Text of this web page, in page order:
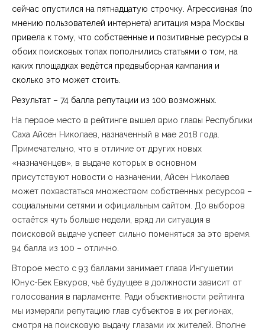
сейчас опустился на пятнадцатую строчку. Агрессивная (по
мнению пользователей интернета) агитация мэра Москвы
привела к тому, что собственные и позитивные ресурсы в
обоих поисковых топах пополнились статьями о том, на
каких площадках ведётся предвыборная кампания и
сколько это может стоить.
Результат – 74 балла репутации из 100 возможных.
На первое место в рейтинге вышел врио главы Республики
Саха Айсен Николаев, назначенный в мае 2018 года.
Примечательно, что в отличие от других новых
«назначенцев», в выдаче которых в основном
присутствуют новости о назначении, Айсен Николаев
может похвастаться множеством собственных ресурсов –
социальными сетями и официальным сайтом. До выборов
остаётся чуть больше недели, вряд ли ситуация в
поисковой выдаче успеет сильно поменяться за это время.
94 балла из 100 – отлично.
Второе место с 93 баллами занимает глава Ингушетии
Юнус-Бек Евкуров, чьё будущее в должности зависит от
голосования в парламенте. Ради объективности рейтинга
мы измеряли репутацию глав субъектов в их регионах,
смотря на поисковую выдачу глазами их жителей. Вполне